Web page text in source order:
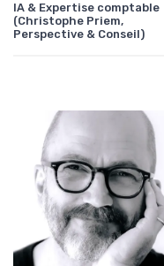
IA & Expertise comptable
(Christophe Priem,
Perspective & Conseil)